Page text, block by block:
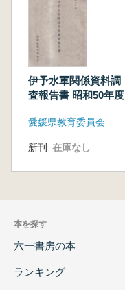
伊予水軍関係資料調
査報告書 昭和50年度
愛媛県教育委員会
新刊 在庫なし
本を探す
六一書房の本
ランキング